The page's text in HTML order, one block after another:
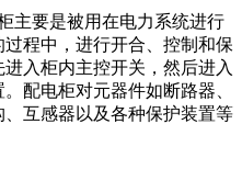
主要是被用在电力系统进行
程中，进行开合、控制和保
入柜内主控开关，然后进入
配电柜对元器件如断路器、
互感器以及各种保护装置等